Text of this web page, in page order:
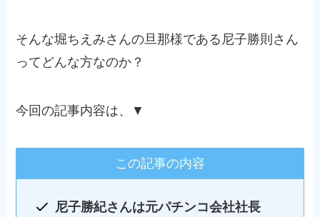
そんな堀ちえみさんの旦那様である尼子勝則さん
ってどんな方なのか？
今回の記事内容は、▼
この記事の内容
尼子勝紀さんは元パチンコ会社社長